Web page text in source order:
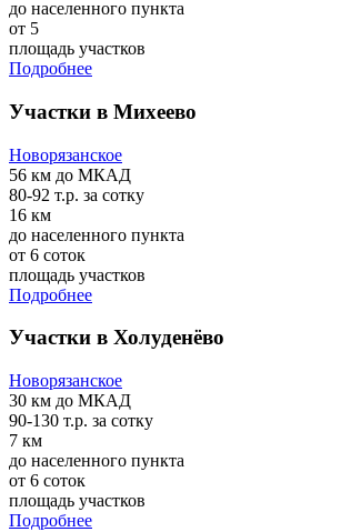
до населенного пункта
от 5
площадь участков
Подробнее
Участки в Михеево
Новорязанское
56 км до МКАД
80-92 т.р. за сотку
16 км
до населенного пункта
от 6 соток
площадь участков
Подробнее
Участки в Холуденёво
Новорязанское
30 км до МКАД
90-130 т.р. за сотку
7 км
до населенного пункта
от 6 соток
площадь участков
Подробнее